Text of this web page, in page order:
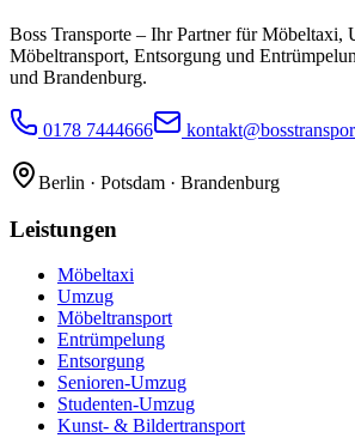
Boss Transporte – Ihr Partner für Möbeltaxi,
Möbeltransport, Entsorgung und
und Brandenburg.
0178 7444666
Berlin · Potsdam · Brandenburg
Leistungen
Möbeltaxi
Umzug
Möbeltransport
Entrümpelung
Entsorgung
Senioren-Umzug
Studenten-Umzug
Kunst- & Bildertransport